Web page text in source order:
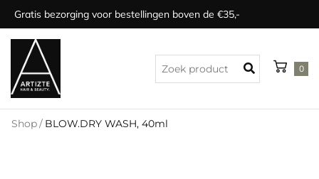
Gratis bezorging voor bestellingen boven de €35,-
0
Shop/ BLOW.DRY WASH, 40ml